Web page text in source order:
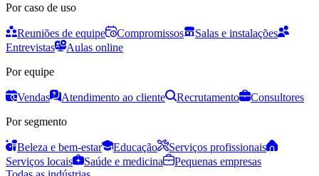
Por caso de uso
Reuniões de equipe Compromissos
Salas e instalações
Entrevistas
Aulas online
Por equipe
Vendas Atendimento ao cliente Recrutamento
Consultores
Por segmento
Beleza e bem-estar Educação
Serviços profissionais
Serviços locais
Saúde e medicina
Pequenas empresas